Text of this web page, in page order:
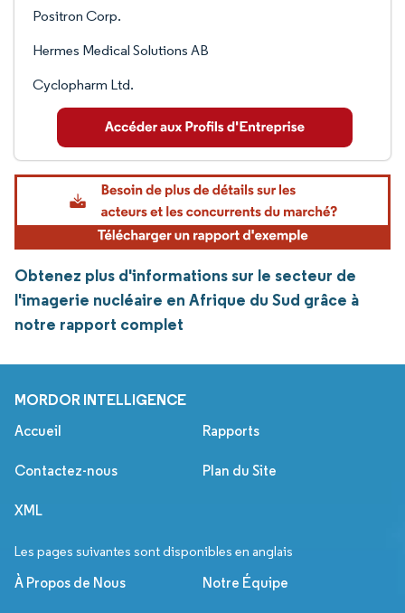
Positron Corp.
Hermes Medical Solutions AB
Cyclopharm Ltd.
Obtenez plus d'informations sur le secteur de
l'imagerie nucléaire en Afrique du Sud grâce à
notre rapport complet
MORDOR INTELLIGENCE
Accueil Rapports
Contactez-nous Plan du Site
XML
Les pages suivantes sont disponibles en anglais
À Propos de Nous Notre Équipe